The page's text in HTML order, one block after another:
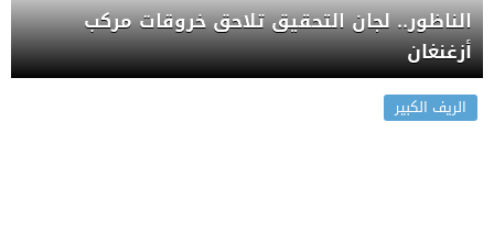
الناظور.. لجان التحقيق تلاحق خروقات مركب
أزغنغان
الريف الكبير